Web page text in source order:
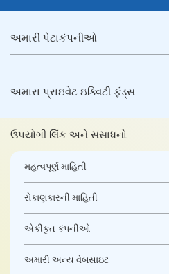
અમારી પેટાકંપનીઓ
અમારા પ્રાઇવેટ ઇક્વિટી ફંડ્સ
ઉપયોગી લિંક અને સંસાધનો
મહત્વપૂર્ણ માહિતી
રોકાણકારની માહિતી
એકીકૃત કંપનીઓ
અમારી અન્ય વેબસાઇટ